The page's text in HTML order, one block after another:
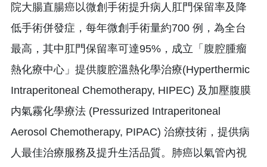
院大腸直腸癌以微創手術提升病人肛門保留率及降
低手術併發症，每年微創手術量約700 例，為全台
最高，其中肛門保留率可達95%，成立「腹腔腫瘤
熱化療中心」提供腹腔溫熱化學治療(Hyperthermic
Intraperitoneal Chemotherapy, HIPEC) 及加壓腹膜
内氣霧化學療法 (Pressurized Intraperitoneal
Aerosol Chemotherapy, PIPAC) 治療技術，提供病
人最佳治療服務及提升生活品質。肺癌以氣管內視